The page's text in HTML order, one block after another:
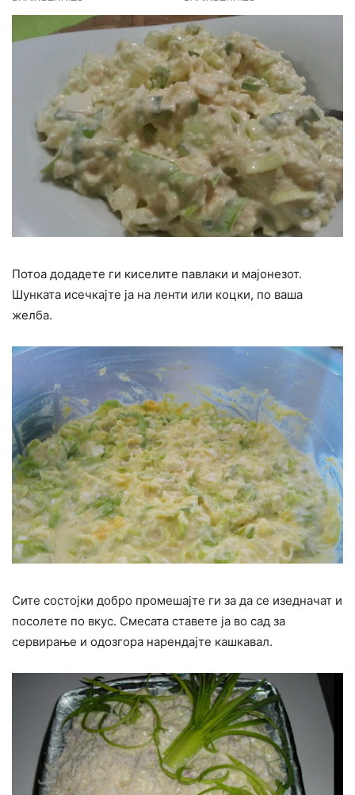
Потоа додадете ги киселите павлаки и мајонезот.
Шунката исечкајте ја на ленти или коцки, по ваша
желба.
Сите состојки добро промешајте ги за да се изедначат и
посолете по вкус. Смесата ставете ја во сад за
сервирање и одозгора нарендајте кашкавал.